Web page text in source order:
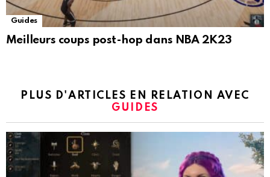
Guides
Meilleurs coups post-hop dans NBA 2K23
PLUS D'ARTICLES EN RELATION AVEC
GUIDES